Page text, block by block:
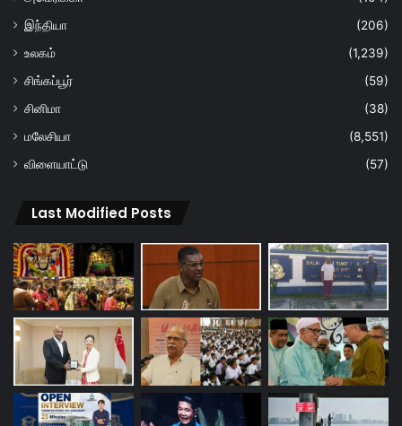
இந்தியா
(206)
உலகம்
(1,239)
சிங்கப்பூர்
(59)
சினிமா
(38)
மலேசியா
(8,551)
விளையாட்டு
(57)
Last Modified Posts